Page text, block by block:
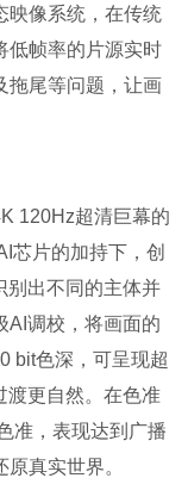
映像系统，在传统
低帧率的片源实时
拖尾等问题，让画
120Hz超清巨幕的
芯片的加持下，创
别出不同的主体并
AI调校，将画面的
bit色深，可呈现超
渡更自然。在色准
准，表现达到广播
真实世界。